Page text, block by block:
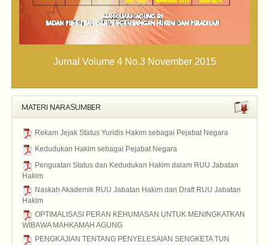
Jurnal Volume 4 No.3 November 2015
MATERI NARASUMBER
Rekam Jejak Status Yuridis Hakim sebagai Pejabat Negara
Kedudukan Hakim sebagai Pejabat Negara
Penguatan Status dan Kedudukan Hakim dalam RUU Jabatan
Hakim
Naskah Akademik RUU Jabatan Hakim dan Draft RUU Jabatan
Hakim
OPTIMALISASI PERAN KEHUMASAN UNTUK MENINGKATKAN
WIBAWA MAHKAMAH AGUNG
PENGKAJIAN TENTANG PENYELESAIAN SENGKETA TUN